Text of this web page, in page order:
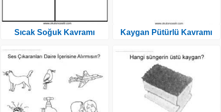
Sıcak Soğuk Kavramı Kaygan Pütürlü Kavramı